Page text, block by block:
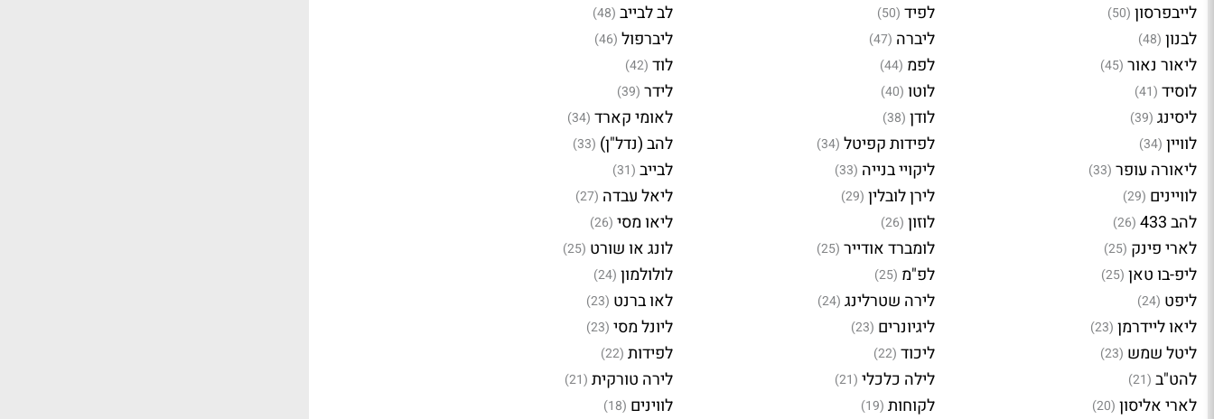
לייבפרסון (50) לפיד (50) לב לבייב (48)
לבנון (48) ליברה (47) ליברפול (46)
ליאור נאור (45) לפמ (44) לוד (42)
לוסיד (41) לוטו (40) לידר (39)
ליסינג (39) לודן (38) לאומי קארד (34)
לוויין (34) לפידות קפיטל (34) להב (נדל"ן) (33)
ליאורה עופר (33) ליקויי בנייה (33) לבייב (31)
לוויינים (29) לירן לובלין (29) ליאל עבדה (27)
להב 433 (26) לוזון (26) ליאו מסי (26)
לארי פינק (25) לומברד אודייר (25) לונג או שורט (25)
ליפ-בו טאן (25) לפ"מ (25) לולולמון (24)
ליפט (24) לירה שטרלינג (24) לאו ברנט (23)
ליאו ליידרמן (23) ליגיונרים (23) ליונל מסי (23)
ליטל שמש (23) ליכוד (22) לפידות (22)
להט"ב (21) לילה כלכלי (21) לירה טורקית (21)
לארי אליסון (20) לקוחות (19) לווינים (18)